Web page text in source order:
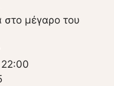
στο μέγαρο του